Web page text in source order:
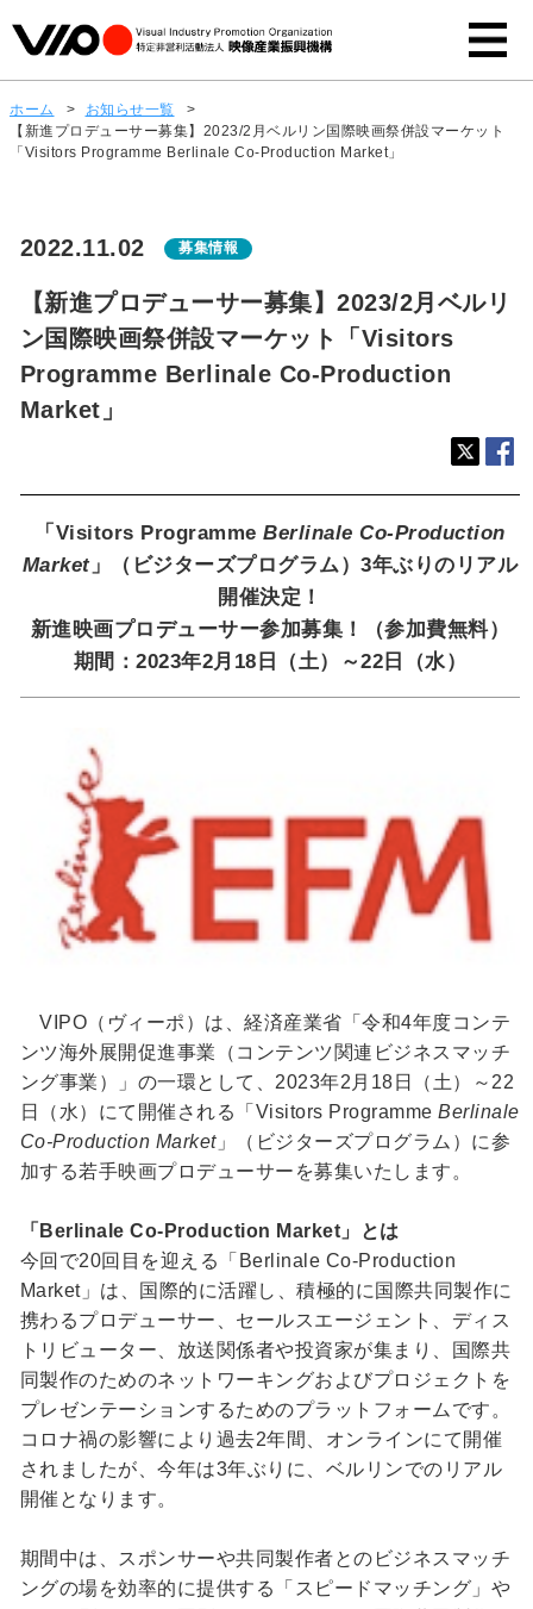
ホーム > お知らせ一覧
>
【新進プロデューサー募集】2023/2月ベルリン国際映画祭併設マーケット
「Visitors Programme Berlinale Co-Production Market」
2022.11.02 募集情報
【新進プロデューサー募集】2023/2月ベルリ
ン国際映画祭併設マーケット「Visitors
Programme Berlinale Co-Production
Market」
「Visitors ProgrammeBerlinale Co-Production
Market」（ビジターズプログラム）3年ぶりのリアル
開催決定！
新進映画プロデューサー参加募集！（参加費無料）
期間：2023年2月18日（土）～22日（水）
VIPO（ヴィーポ）は、経済産業省「令和4年度コンテ
ンツ海外展開促進事業（コンテンツ関連ビジネスマッチ
ング事業）」の一環として、2023年2月18日（土）～22
日（水）にて開催される「Visitors ProgrammeBerlinale
Co-Production Market」（ビジターズプログラム）に参
加する若手映画プロデューサーを募集いたします。
「Berlinale Co-Production Market」とは
今回で20回目を迎える「Berlinale Co-Production
Market」は、国際的に活躍し、積極的に国際共同製作に
携わるプロデューサー、セールスエージェント、ディス
トリビューター、放送関係者や投資家が集まり、国際共
同製作のためのネットワーキングおよびプロジェクトを
プレゼンテーションするためのプラットフォームです。
コロナ禍の影響により過去2年間、オンラインにて開催
されましたが、今年は3年ぶりに、ベルリンでのリアル
開催となります。
期間中は、スポンサーや共同製作者とのビジネスマッチ
ングの場を効率的に提供する「スピードマッチング」や